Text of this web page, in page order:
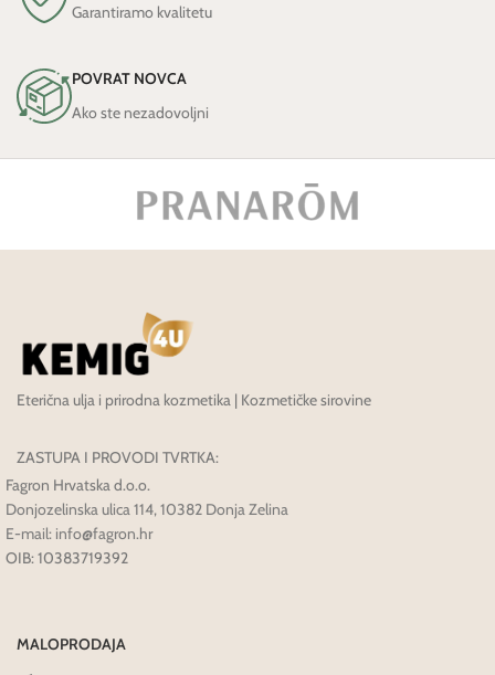
Garantiramo kvalitetu
POVRAT NOVCA
Ako ste nezadovoljni
Eterična ulja i prirodna kozmetika | Kozmetičke sirovine
ZASTUPA I PROVODI TVRTKA:
Fagron Hrvatska d.o.o.
Donjozelinska ulica 114, 10382 Donja Zelina
E-mail: info@fagron.hr
OIB: 10383719392
MALOPRODAJA